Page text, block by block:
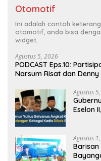
Otomotif
Ini adalah contoh
otomotif, anda bisa
widget.
Agustus 5, 2026
PODCAST Eps.10:
Narsum Risat dan Denny
Agustus
Gubernur Sulut
Eselon
Agustus
Barisan